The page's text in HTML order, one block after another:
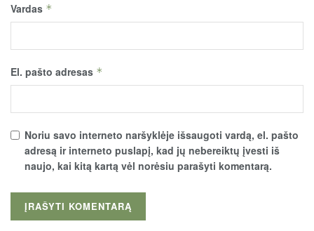
Vardas *
El. pašto adresas *
Noriu savo interneto naršyklėje išsaugoti vardą, el. pašto
adresą ir interneto puslapį, kad jų nebereiktų įvesti iš
naujo, kai kitą kartą vėl norėsiu parašyti komentarą.